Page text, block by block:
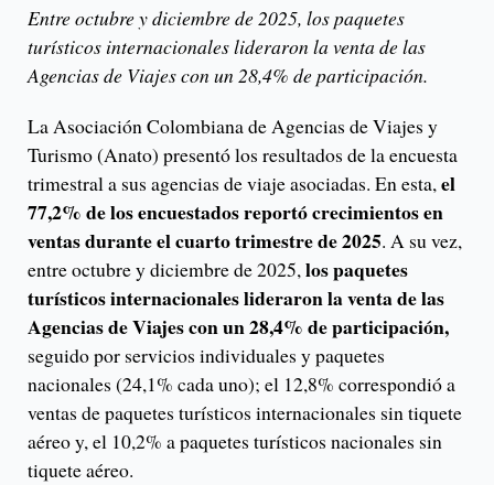
Entre octubre y diciembre de 2025, los paquetes
turísticos internacionales lideraron la venta de las
Agencias de Viajes con un 28,4% de participación.
La Asociación Colombiana de Agencias de Viajes y
Turismo (Anato) presentó los resultados de la encuesta
trimestral a sus agencias de viaje asociadas. En esta,el
77,2% de los encuestados reportó crecimientos en
ventas durante el cuarto trimestre de 2025. A su vez,
entre octubre y diciembre de 2025,los paquetes
turísticos internacionales lideraron la venta de las
Agencias de Viajes con un 28,4% de participación,
seguido por servicios individuales y paquetes
nacionales (24,1% cada uno); el 12,8% correspondió a
ventas de paquetes turísticos internacionales sin tiquete
aéreo y, el 10,2% a paquetes turísticos nacionales sin
tiquete aéreo.